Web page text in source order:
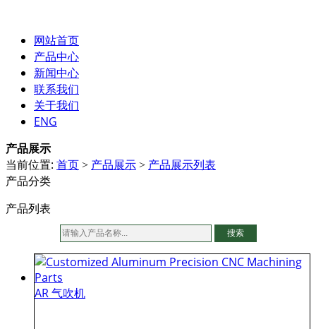
网站首页
产品中心
新闻中心
联系我们
关于我们
ENG
产品展示
当前位置: 首页 > 产品展示 > 产品展示列表
产品分类
产品列表
搜索
AR 气吹机